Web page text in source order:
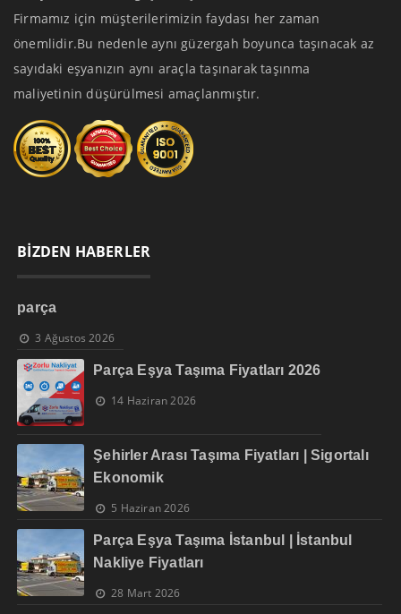
Firmamız için müşterilerimizin faydası her zaman
önemlidir.Bu nedenle aynı güzergah boyunca taşınacak az
sayıdaki eşyanızın aynı araçla taşınarak taşınma
maliyetinin düşürülmesi amaçlanmıştır.
BİZDEN HABERLER
parça
3 Ağustos 2026
Parça Eşya Taşıma Fiyatları 2026
14 Haziran 2026
Şehirler Arası Taşıma Fiyatları | Sigortalı
Ekonomik
5 Haziran 2026
Parça Eşya Taşıma İstanbul | İstanbul
Nakliye Fiyatları
28 Mart 2026